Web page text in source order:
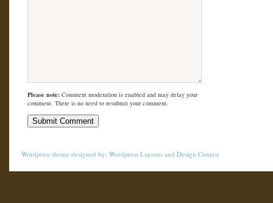
Please note: Comment moderation is enabled and may delay your
comment. There is no need to resubmit your comment.
Wordpress theme designed by: Wordpress Layouts and Design Contest